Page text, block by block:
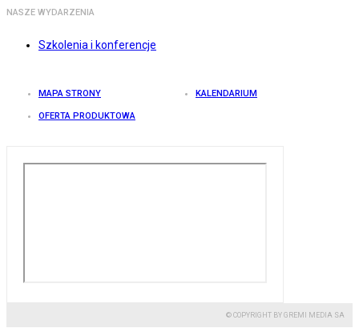
NASZE WYDARZENIA
Szkolenia i konferencje
MAPA STRONY KALENDARIUM
OFERTA PRODUKTOWA
© COPYRIGHT BY GREMI MEDIA SA